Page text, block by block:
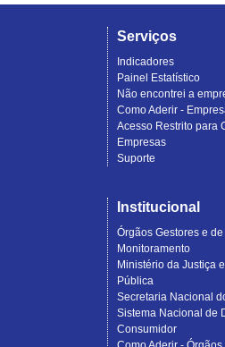
Serviços
Indicadores
Painel Estatístico
Não encontrei a
Como Aderir -
Acesso Restrito para
Empresas
Suporte
Institucional
Órgãos Gestores e de
Monitoramento
Ministério da Justiça
Pública
Secretaria Nacional
Sistema Nacional de
Consumidor